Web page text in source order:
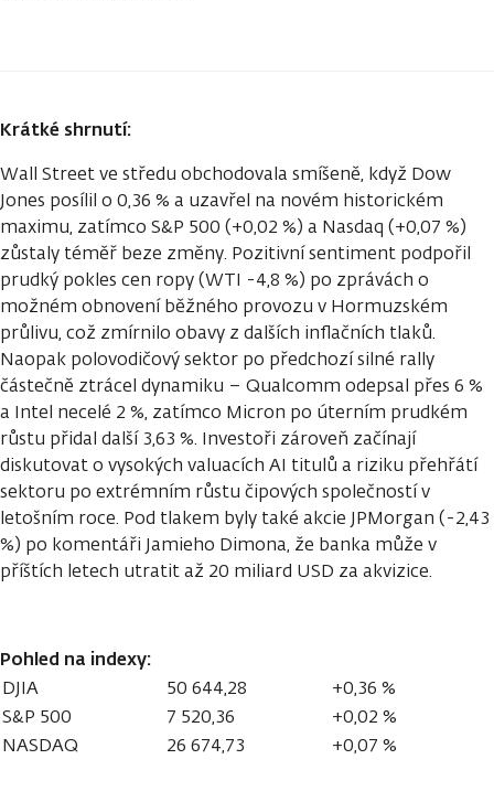
Krátké shrnutí:
Wall Street ve středu obchodovala smíšeně, když Dow
Jones posílil o 0,36 % a uzavřel na novém historickém
maximu, zatímco S&P 500 (+0,02 %) a Nasdaq (+0,07 %)
zůstaly téměř beze změny. Pozitivní sentiment podpořil
prudký pokles cen ropy (WTI -4,8 %) po zprávách o
možném obnovení běžného provozu v Hormuzském
průlivu, což zmírnilo obavy z dalších inflačních tlaků.
Naopak polovodičový sektor po předchozí silné rally
částečně ztrácel dynamiku – Qualcomm odepsal přes 6 %
a Intel necelé 2 %, zatímco Micron po úterním prudkém
růstu přidal další 3,63 %. Investoři zároveň začínají
diskutovat o vysokých valuacích AI titulů a riziku přehřátí
sektoru po extrémním růstu čipových společností v
letošním roce. Pod tlakem byly také akcie JPMorgan (-2,43
%) po komentáři Jamieho Dimona, že banka může v
příštích letech utratit až 20 miliard USD za akvizice.
Pohled na indexy:
DJIA 50 644,28
+0,36 %
S&P 500
7 520,36
+0,02 %
NASDAQ
26 674,73 +0,07 %